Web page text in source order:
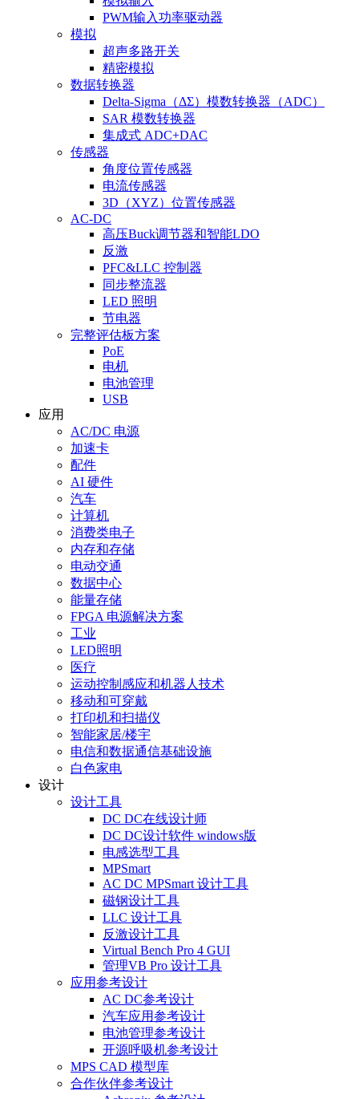
PWM输入功率驱动器
模拟
超声多路开关
精密模拟
数据转换器
Delta-Sigma（ΔΣ）模数转换器（ADC）
SAR 模数转换器
集成式 ADC+DAC
传感器
角度位置传感器
电流传感器
3D（XYZ）位置传感器
AC-DC
高压Buck调节器和智能LDO
反激
PFC&LLC 控制器
同步整流器
LED 照明
节电器
完整评估板方案
PoE
电机
电池管理
USB
应用
AC/DC 电源
加速卡
配件
AI 硬件
汽车
计算机
消费类电子
内存和存储
电动交通
数据中心
能量存储
FPGA 电源解决方案
工业
LED照明
医疗
运动控制感应和机器人技术
移动和可穿戴
打印机和扫描仪
智能家居/楼宇
电信和数据通信基础设施
白色家电
设计
设计工具
DC DC在线设计师
DC DC设计软件 windows版
电感选型工具
MPSmart
AC DC MPSmart 设计工具
磁钢设计工具
LLC 设计工具
反激设计工具
Virtual Bench Pro 4 GUI
管理VB Pro 设计工具
应用参考设计
AC DC参考设计
汽车应用参考设计
电池管理参考设计
开源呼吸机参考设计
MPS CAD 模型库
合作伙伴参考设计